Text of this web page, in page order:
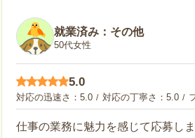
就業済み：その他
50代女性
5.0
対応の迅速さ 5.0 対応の丁寧さ 5.0
仕事の業務に魅力を感じて応募し